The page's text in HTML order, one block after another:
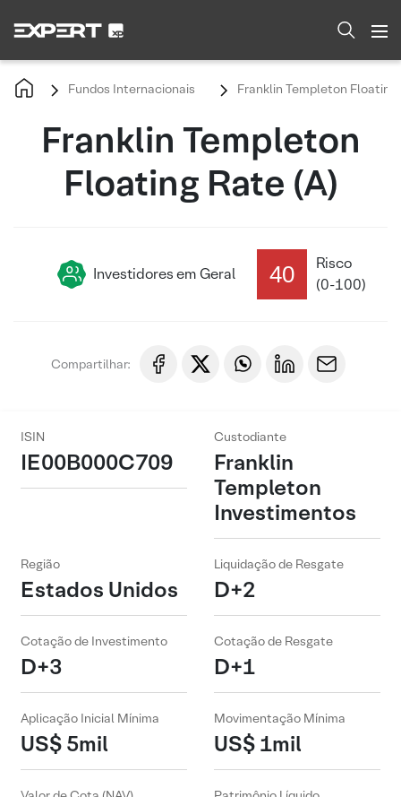
Fundos Internacionais Franklin Templeton Floating
Franklin Templeton
Floating Rate (A)
Investidores em Geral 40
Risco
(0-100)
Compartilhar:
ISIN
IE00B000C709
Custodiante
Franklin
Templeton
Investimentos
Região
Estados Unidos
Liquidação de Resgate
D+2
Cotação de Investimento
D+3
Cotação de Resgate
D+1
Aplicação Inicial Mínima
US$ 5mil
Movimentação Mínima
US$ 1mil